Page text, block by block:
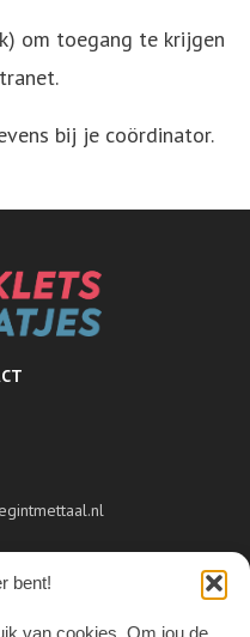
bent!
van cookies. Om jou de
om toegang te krijgen
bij je coördinator.